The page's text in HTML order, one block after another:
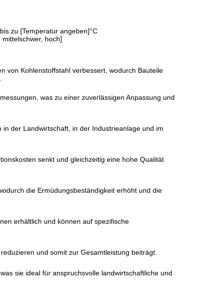
zu [Temperatur angeben]°C
hoch]
von Kohlenstoffstahl verbessert, wodurch Bauteile
was zu einer zuverlässigen Anpassung und
der Landwirtschaft, in der Industrieanlage und im
senkt und gleichzeitig eine hohe Qualität
die Ermüdungsbeständigkeit erhöht und die
erhältlich und können auf spezifische
und somit zur Gesamtleistung beiträgt.
sie ideal für anspruchsvolle landwirtschaftliche und